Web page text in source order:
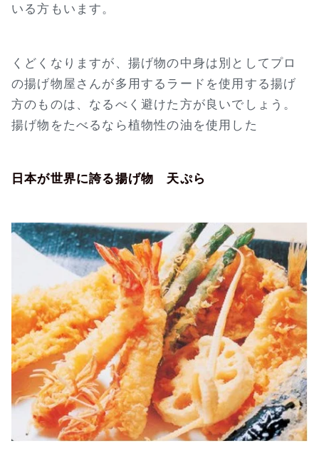
いる方もいます。
くどくなりますが、揚げ物の中身は別としてプロ
の揚げ物屋さんが多用するラードを使用する揚げ
方のものは、なるべく避けた方が良いでしょう。
揚げ物をたべるなら植物性の油を使用した
日本が世界に誇る揚げ物 天ぷら